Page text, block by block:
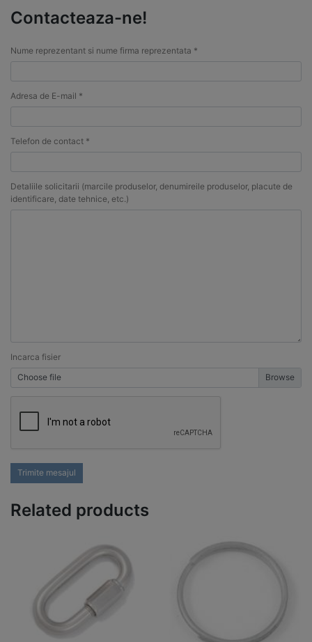
Contacteaza-ne!
Nume reprezentant si nume firma reprezentata *
Adresa de E-mail *
Telefon de contact *
Detaliile solicitarii (marcile produselor, denumireile produselor, placute de
identificare, date tehnice, etc.)
Incarca fisier
Choose file
Trimite mesajul
Related products